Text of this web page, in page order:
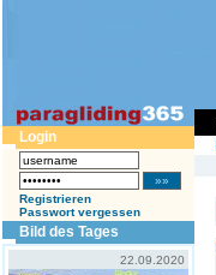
Login
Registrieren
Passwort vergessen
Bild des Tages
22.09.2020